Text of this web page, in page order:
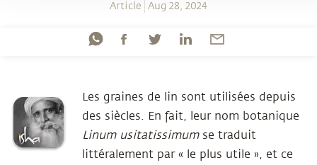
Article Aug 28, 2024
Les graines de lin sont utilisées depuis
des siècles. En fait, leur nom botanique
Linum usitatissimumse traduit
littéralement par « le plus utile », et ce